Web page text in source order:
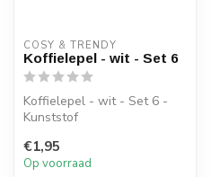
COSY & TRENDY
Koffielepel - wit - Set 6
Koffielepel - wit - Set 6 -
Kunststof
€1,95
Op voorraad